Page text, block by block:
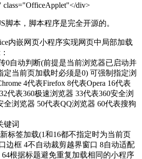
div>
脚本，脚本程序是完全开源的。
内嵌网页小程序实现网页中局部加载
0自动判断(前提是当前浏览器已启动并
定当前页加载时必须是0) 可强制指定浏
4代表Firefox 8代表Opera 16代表
代表360极速浏览器 33代表360安全浏
全浏览器 50代表QQ浏览器 60代表搜狗
键词
标签加载(1和16都不指定时为当前页
边框 4不自动裁剪越界窗口 8自动适配
根据标题避免重复加载相同的小程序